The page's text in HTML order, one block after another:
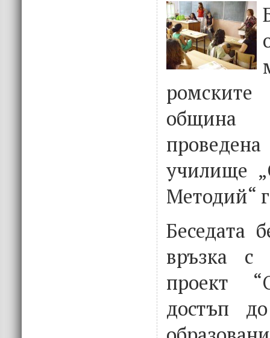
училище
Методий“
Беседата
връзка с
проект
достъп